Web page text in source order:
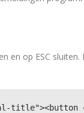
en op ESC
title"><button